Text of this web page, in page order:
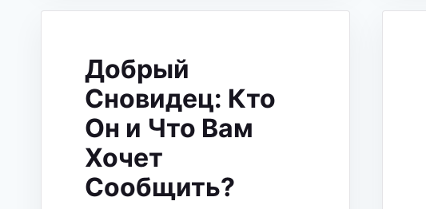
Добрый
Сновидец: Кто
Он и Что Вам
Хочет
Сообщить?